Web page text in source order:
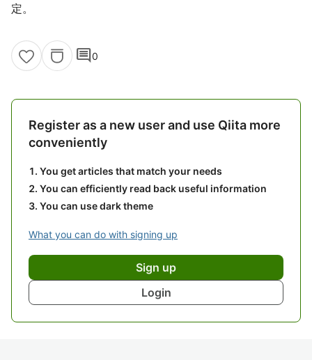
定。
comment0
Register as a new user and use Qiita more
conveniently
You get articles that match your needs
You can efficiently read back useful information
You can use dark theme
What you can do with signing up
Sign up
Login